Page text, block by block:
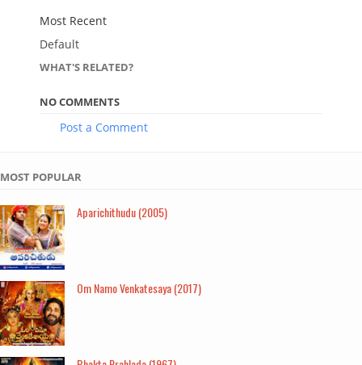
Most Recent
Default
WHAT'S RELATED?
NO COMMENTS
Post a Comment
MOST POPULAR
Aparichithudu (2005)
Om Namo Venkatesaya (2017)